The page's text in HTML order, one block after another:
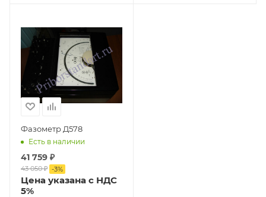
Фазометр Д578
Есть в наличии
41 759 ₽
43 050₽ -3%
Цена указана с НДС
5%